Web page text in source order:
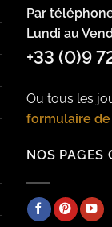
Par
Lundi au
+33 (0)9
Ou tous les
formulaire
NOS PAGES